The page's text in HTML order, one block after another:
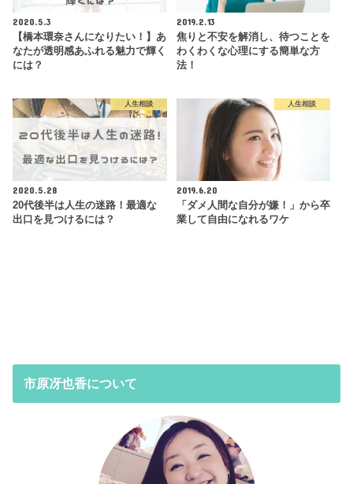
2020.5.3
【橋本環奈さんになりたい！】あ
なたが透明感あふれる魅力で輝く
には？
2019.2.13
焦りと不安を解消し、待つことを
わくわくな心理にする簡単な方
法！
人生相談
2020.5.28
20代後半は人生の迷路！最適な
出口を見つけるには？
人生相談
2019.6.20
「ダメ人間な自分が嫌！」から卒
業して自由になれるワケ
市原冴也香について